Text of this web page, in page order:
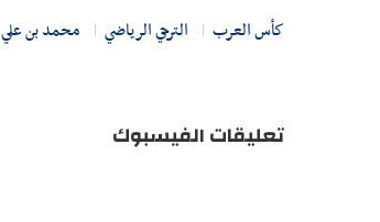
كأس العرب الترجي الرياضي محمد بن علي
تعليقات الفيسبوك